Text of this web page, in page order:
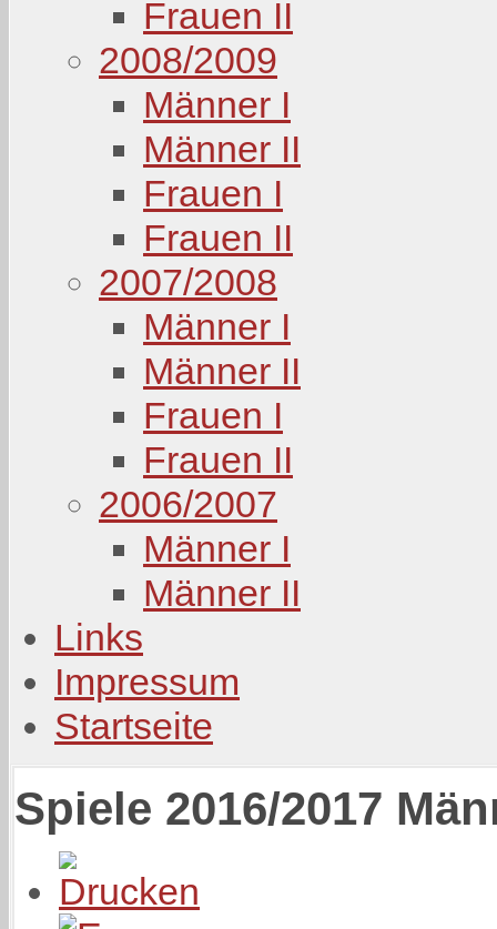
Frauen II
2008/2009
Männer I
Männer II
Frauen I
Frauen II
2007/2008
Männer I
Männer II
Frauen I
Frauen II
2006/2007
Männer I
Männer II
Links
Impressum
Startseite
Spiele 2016/2017